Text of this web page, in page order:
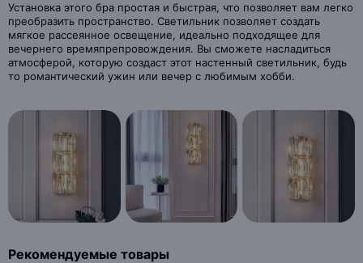
Установка этого бра простая и быстрая, что позволяет вам легко
преобразить пространство. Светильник позволяет создать
мягкое рассеянное освещение, идеально подходящее для
вечернего времяпрепровождения. Вы сможете насладиться
атмосферой, которую создаст этот настенный светильник, будь
то романтический ужин или вечер с любимым хобби.
Рекомендуемые товары